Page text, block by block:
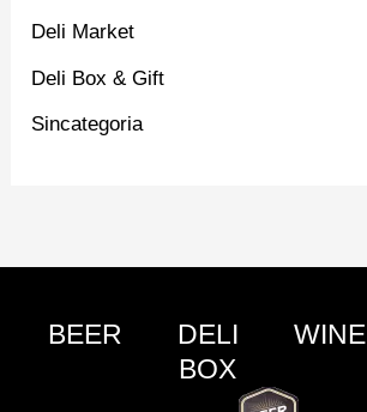
Deli Market
Deli Box & Gift
Sincategoria
BEER
DELI
BOX
WINE